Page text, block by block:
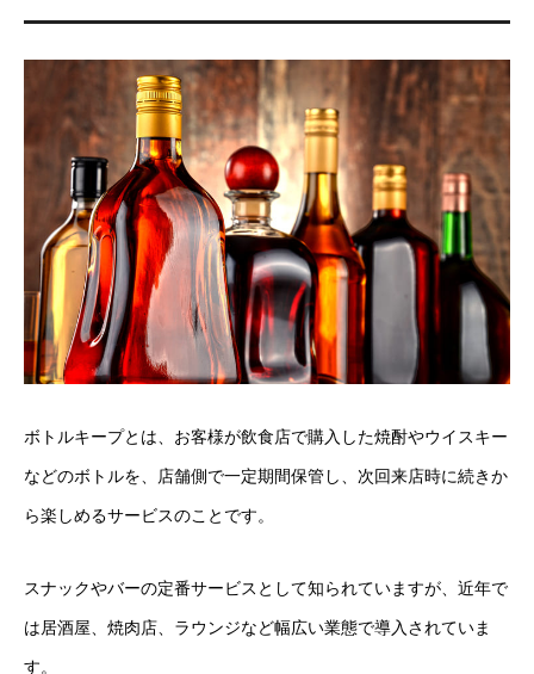
ボトルキープとは、お客様が飲食店で購入した焼酎やウイスキー
などのボトルを、店舗側で一定期間保管し、次回来店時に続きか
ら楽しめるサービスのことです。
スナックやバーの定番サービスとして知られていますが、近年で
は居酒屋、焼肉店、ラウンジなど幅広い業態で導入されていま
す。